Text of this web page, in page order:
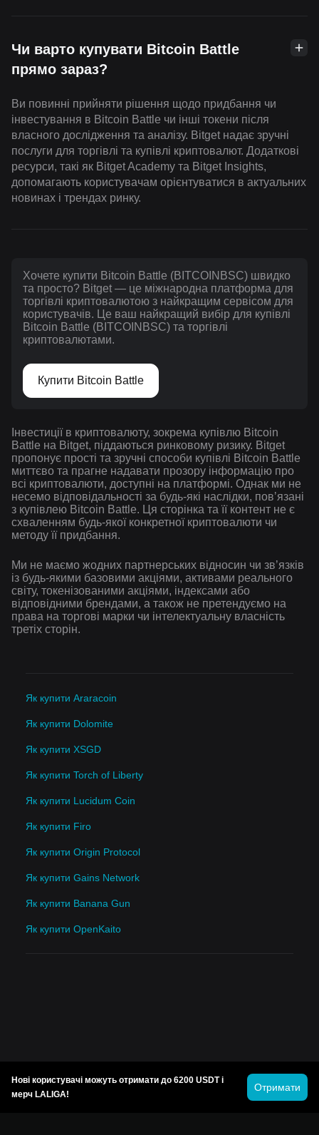
Чи варто купувати Bitcoin Battle
прямо зараз?
Ви повинні прийняти рішення щодо придбання чи
інвестування в Bitcoin Battle чи інші токени після
власного дослідження та аналізу. Bitget надає зручні
послуги для торгівлі та купівлі криптовалют. Додаткові
ресурси, такі як Bitget Academy та Bitget Insights,
допомагають користувачам орієнтуватися в актуальних
новинах і трендах ринку.
Хочете купити Bitcoin Battle (BITCOINBSC) швидко
та просто? Bitget — це міжнародна платформа для
торгівлі криптовалютою з найкращим сервісом для
користувачів. Це ваш найкращий вибір для купівлі
Bitcoin Battle (BITCOINBSC) та торгівлі
криптовалютами.
Купити Bitcoin Battle
Інвестиції в криптовалюту, зокрема купівлю Bitcoin
Battle на Bitget, піддаються ринковому ризику. Bitget
пропонує прості та зручні способи купівлі Bitcoin Battle
миттєво та прагне надавати прозору інформацію про
всі криптовалюти, доступні на платформі. Однак ми не
несемо відповідальності за будь-які наслідки, повʼязані
з купівлею Bitcoin Battle. Ця сторінка та її контент не є
схваленням будь-якої конкретної криптовалюти чи
методу її придбання.
Ми не маємо жодних партнерських відносин чи зв’язків
із будь-якими базовими акціями, активами реального
світу, токенізованими акціями, індексами або
відповідними брендами, а також не претендуємо на
права на торгові марки чи інтелектуальну власність
третіх сторін.
Як купити Araracoin
Як купити Dolomite
Як купити XSGD
Як купити Torch of Liberty
Як купити Lucidum Coin
Як купити Firo
Як купити Origin Protocol
Як купити Gains Network
Як купити Banana Gun
Як купити OpenKaito
Нові користувачі можуть отримати до 6200 USDT і
мерч LALIGA!
Отримати